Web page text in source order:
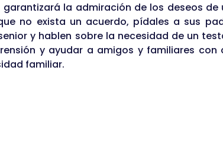
la admiración de los deseos de
no exista un acuerdo, pídales a sus
y hablen sobre la necesidad de un
y ayudar a amigos y familiares con
familiar.